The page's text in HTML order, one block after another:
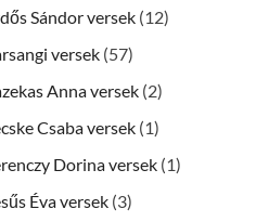
Sándor versek (12)
versek (57)
Anna versek (2)
Csaba versek (1)
Dorina versek (1)
Éva versek (3)